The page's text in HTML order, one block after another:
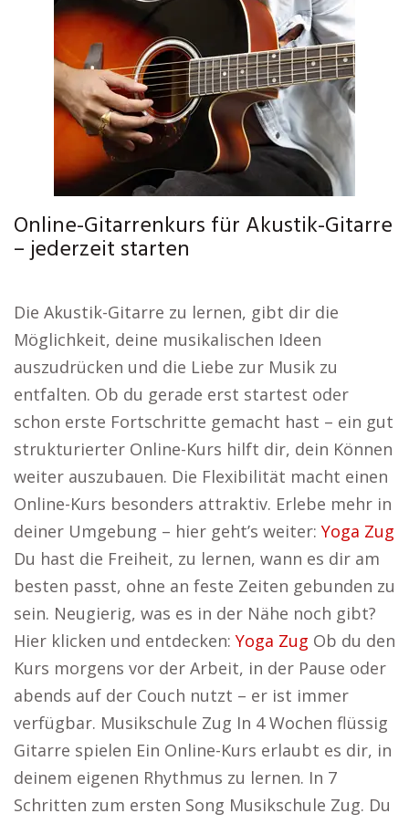
Online-Gitarrenkurs für Akustik-Gitarre
– jederzeit starten
Die Akustik-Gitarre zu lernen, gibt dir die
Möglichkeit, deine musikalischen Ideen
auszudrücken und die Liebe zur Musik zu
entfalten. Ob du gerade erst startest oder
schon erste Fortschritte gemacht hast – ein gut
strukturierter Online-Kurs hilft dir, dein Können
weiter auszubauen. Die Flexibilität macht einen
Online-Kurs besonders attraktiv. Erlebe mehr in
deiner Umgebung – hier geht’s weiter: Yoga Zug
Du hast die Freiheit, zu lernen, wann es dir am
besten passt, ohne an feste Zeiten gebunden zu
sein. Neugierig, was es in der Nähe noch gibt?
Hier klicken und entdecken: Yoga Zug Ob du den
Kurs morgens vor der Arbeit, in der Pause oder
abends auf der Couch nutzt – er ist immer
verfügbar. Musikschule Zug In 4 Wochen flüssig
Gitarre spielen Ein Online-Kurs erlaubt es dir, in
deinem eigenen Rhythmus zu lernen. In 7
Schritten zum ersten Song Musikschule Zug. Du